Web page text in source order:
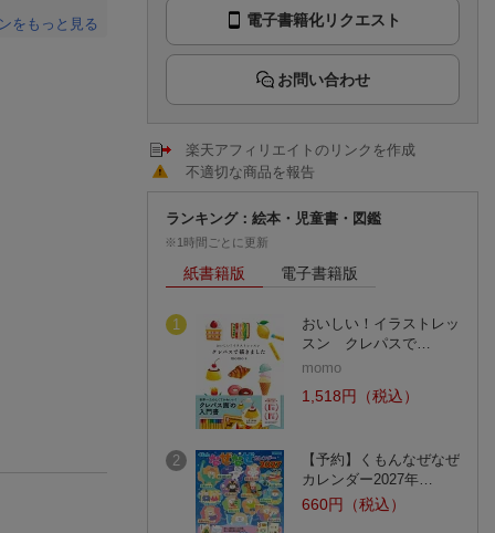
をもっと見る
電子書籍化リクエスト
お問い合わせ
楽天アフィリエイトのリンクを作成
不適切な商品を報告
ランキング：絵本・児童書・図鑑
※1時間ごとに更新
紙書籍版 電子書籍版
1
おいしい！イラストレッ
スン クレパスで…
momo
1,518円（税込）
2
【予約】くもんなぜなぜ
カレンダー2027年…
660円（税込）